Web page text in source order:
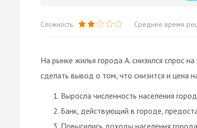
Сложность: Среднее время
На рынке жилья города А. снизился спрос
сделать вывод о том, что снизится и цена
Выросла численность населения
Банк, действующий в городе,
Повысились доходы населения